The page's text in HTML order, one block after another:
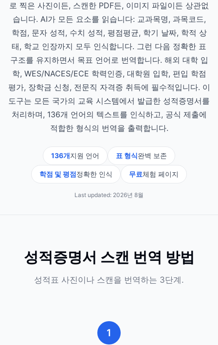
로 찍은 사진이든, 스캔한 PDF든, 이미지 파일이든 상관없
습니다. AI가 모든 요소를 읽습니다: 교과목명, 과목코드,
학점, 문자 성적, 수치 성적, 평점평균, 학기 날짜, 학적 상
태, 학교 인장까지 모두 인식합니다. 그런 다음 정확한 표
구조를 유지하면서 목표 언어로 번역합니다. 해외 대학 입
학, WES/NACES/ECE 학력인증, 대학원 입학, 편입 학점
평가, 장학금 신청, 전문직 자격증 취득에 필수적입니다. 이
도구는 모든 국가의 교육 시스템에서 발급한 성적증명서를
처리하며, 136개 언어의 텍스트를 인식하고, 공식 제출에
적합한 형식의 번역을 출력합니다.
136개지원 언어 표 형식완벽 보존
학점 및 평점정확한 인식 무료체험 페이지
Last updated: 2026년 8월
성적증명서 스캔 번역 방법
성적표 사진이나 스캔을 번역하는 3단계.
1